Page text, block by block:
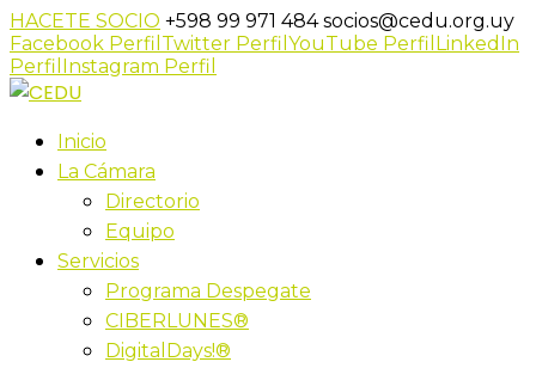
HACETE SOCIO +598 99 971 484socios@cedu.org.uy
Facebook Perfil Twitter Perfil YouTube Perfil LinkedIn
Perfil Instagram Perfil
Inicio
La Cámara
Directorio
Equipo
Servicios
Programa Despegate
CIBERLUNES®
DigitalDays!®